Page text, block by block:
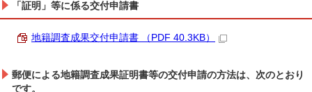
「証明」等に係る交付申請書
地籍調査成果交付申請書 （PDF 40.3KB）
郵便による地籍調査成果証明書等の交付申請の方法は、次のとおり
です。